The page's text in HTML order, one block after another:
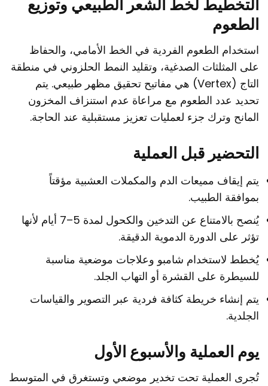
التخطيط لخط الشعر الطبيعي وتوزيع
الطعوم
استخدام الطعوم الفردية في الخط الأمامي، والحفاظ
على المثلثات الصدغية، وتقليد النمط الحلزوني في منطقة
التاج (Vertex) هي مفاتيح تحقيق مظهر طبيعي. يتم
تحديد عدد الطعوم مع مراعاة عدم استنزاف المخزون
المانح وترك جزء لعمليات تعزيز مستقبلية عند الحاجة.
التحضير قبل العملية
يتم إيقاف مميعات الدم والمكملات العشبية مؤقتاً
بموافقة الطبيب.
يُنصح بالامتناع عن التدخين والكحول لمدة 5–7 أيام لأنها
تؤثر على الدورة الدموية الدقيقة.
يُخطط لاستخدام شامبو وعلاجات موضعية مناسبة
للسيطرة على القشرة أو التهاب الجلد.
يتم إنشاء خريطة كثافة فردية عبر التصوير والقياسات
الجلدية.
يوم العملية والأسبوع الأول
تُجرى العملية تحت تخدير موضعي وتستغرق في المتوسط